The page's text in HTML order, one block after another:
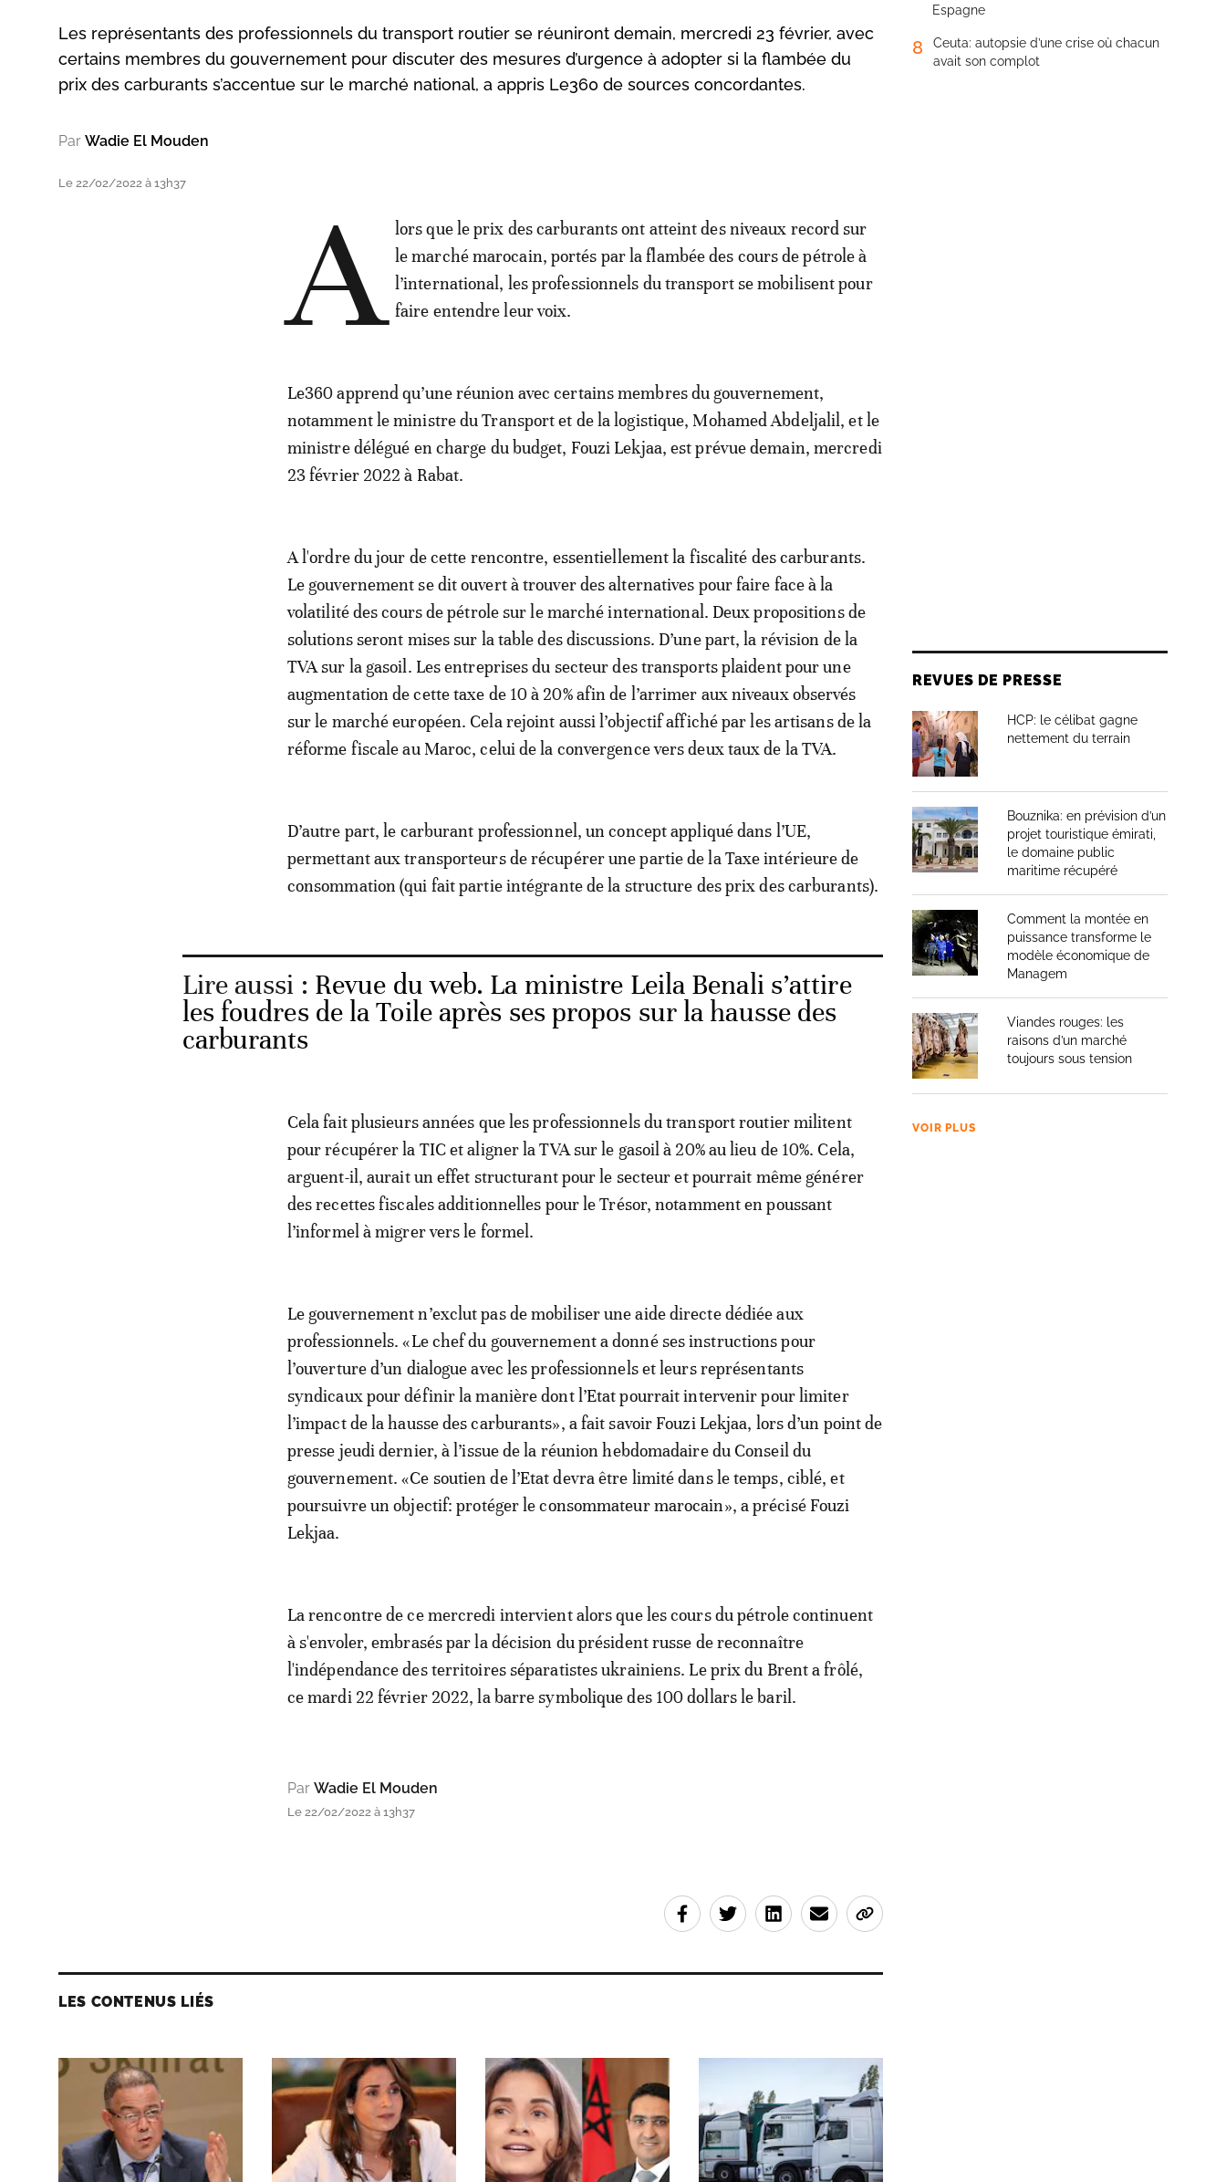
Les représentants des professionnels du transport routier se réuniront demain, mercredi 23 février, avec
certains membres du gouvernement pour discuter des mesures d’urgence à adopter si la flambée du
prix des carburants s’accentue sur le marché national, a appris Le360 de sources concordantes.
Par Wadie El Mouden
Le 22/02/2022 à 13h37 A lors que le prix des carburants ont atteint des niveaux record sur
le marché marocain, portés par la flambée des cours de pétrole à
l’international, les professionnels du transport se mobilisent pour
faire entendre leur voix.
Le360 apprend qu’une réunion avec certains membres du gouvernement,
notamment le ministre du Transport et de la logistique, Mohamed Abdeljalil, et le
ministre délégué en charge du budget, Fouzi Lekjaa, est prévue demain, mercredi
23 février 2022 à Rabat.
A l'ordre du jour de cette rencontre, essentiellement la fiscalité des carburants.
Le gouvernement se dit ouvert à trouver des alternatives pour faire face à la
volatilité des cours de pétrole sur le marché international. Deux propositions de
solutions seront mises sur la table des discussions. D’une part, la révision de la
TVA sur la gasoil. Les entreprises du secteur des transports plaident pour une
augmentation de cette taxe de 10 à 20% afin de l’arrimer aux niveaux observés
sur le marché européen. Cela rejoint aussi l’objectif affiché par les artisans de la
réforme fiscale au Maroc, celui de la convergence vers deux taux de la TVA.
D’autre part, le carburant professionnel, un concept appliqué dans l’UE,
permettant aux transporteurs de récupérer une partie de la Taxe intérieure de
consommation (qui fait partie intégrante de la structure des prix des carburants).
Lire aussi : Revue du web. La ministre Leila Benali s’attire
les foudres de la Toile après ses propos sur la hausse des
carburants
Cela fait plusieurs années que les professionnels du transport routier militent
pour récupérer la TIC et aligner la TVA sur le gasoil à 20% au lieu de 10%. Cela,
arguent-il, aurait un effet structurant pour le secteur et pourrait même générer
des recettes fiscales additionnelles pour le Trésor, notamment en poussant
l’informel à migrer vers le formel.
Le gouvernement n’exclut pas de mobiliser une aide directe dédiée aux
professionnels. «Le chef du gouvernement a donné ses instructions pour
l’ouverture d’un dialogue avec les professionnels et leurs représentants
syndicaux pour définir la manière dont l’Etat pourrait intervenir pour limiter
l’impact de la hausse des carburants», a fait savoir Fouzi Lekjaa, lors d’un point de
presse jeudi dernier, à l’issue de la réunion hebdomadaire du Conseil du
gouvernement. «Ce soutien de l’Etat devra être limité dans le temps, ciblé, et
poursuivre un objectif: protéger le consommateur marocain», a précisé Fouzi
Lekjaa.
La rencontre de ce mercredi intervient alors que les cours du pétrole continuent
à s'envoler, embrasés par la décision du président russe de reconnaître
l'indépendance des territoires séparatistes ukrainiens. Le prix du Brent a frôlé,
ce mardi 22 février 2022, la barre symbolique des 100 dollars le baril.
Par Wadie El Mouden
Le 22/02/2022 à 13h37
LES CONTENUS LIÉS
Espagne
8
Ceuta: autopsie d’une crise où chacun
avait son complot
REVUES DE PRESSE
HCP: le célibat gagne
nettement du terrain
Bouznika: en prévision d’un
projet touristique émirati,
le domaine public
maritime récupéré
Comment la montée en
puissance transforme le
modèle économique de
Managem
Viandes rouges: les
raisons d’un marché
toujours sous tension
VOIR PLUS